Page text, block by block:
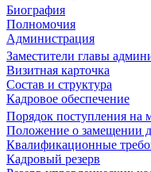
Биография
Полномочия
Администрация
Заместители главы
Визитная карточка
Состав и структура
Кадровое обеспечение
Порядок поступления на
Положение о замещении
Квалификационные
Кадровый резерв